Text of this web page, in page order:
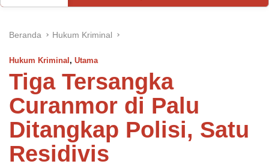
Beranda Hukum Kriminal
Hukum Kriminal , Utama
Tiga Tersangka
Curanmor di Palu
Ditangkap Polisi, Satu
Residivis